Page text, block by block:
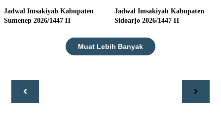
Jadwal Imsakiyah Kabupaten
Sumenep 2026/1447 H
Jadwal Imsakiyah Kabupaten
Sidoarjo 2026/1447 H
Muat Lebih Banyak